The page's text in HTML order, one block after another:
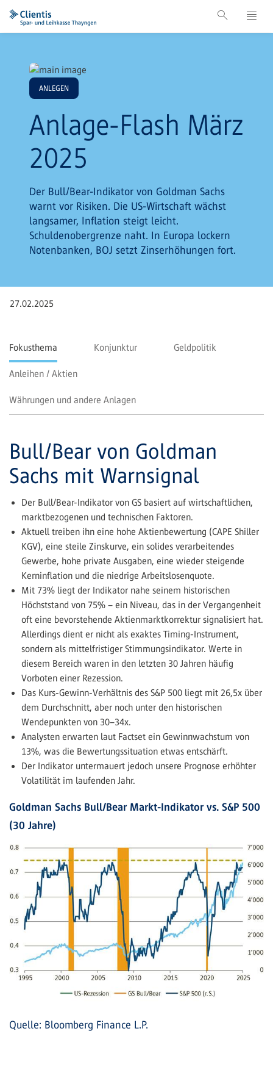
ANLEGEN
Anlage-Flash März
2025
Der Bull/Bear-Indikator von Goldman Sachs
warnt vor Risiken. Die US-Wirtschaft wächst
langsamer, Inflation steigt leicht.
Schuldenobergrenze naht. In Europa lockern
Notenbanken, BOJ setzt Zinserhöhungen fort.
27.02.2025
Fokusthema Konjunktur Geldpolitik
Anleihen / Aktien
Währungen und andere Anlagen
Bull/Bear von Goldman
Sachs mit Warnsignal
Der Bull/Bear-Indikator von GS basiert auf wirtschaftlichen,
marktbezogenen und technischen Faktoren.
Aktuell treiben ihn eine hohe Aktienbewertung (CAPE Shiller
KGV), eine steile Zinskurve, ein solides verarbeitendes
Gewerbe, hohe private Ausgaben, eine wieder steigende
Kerninflation und die niedrige Arbeitslosenquote.
Mit 73% liegt der Indikator nahe seinem historischen
Höchststand von 75% – ein Niveau, das in der Vergangenheit
oft eine bevorstehende Aktienmarktkorrektur signalisiert hat.
Allerdings dient er nicht als exaktes Timing-Instrument,
sondern als mittelfristiger Stimmungsindikator. Werte in
diesem Bereich waren in den letzten 30 Jahren häufig
Vorboten einer Rezession.
Das Kurs-Gewinn-Verhältnis des S&P 500 liegt mit 26,5x über
dem Durchschnitt, aber noch unter den historischen
Wendepunkten von 30–34x.
Analysten erwarten laut Factset ein Gewinnwachstum von
13%, was die Bewertungssituation etwas entschärft.
Der Indikator untermauert jedoch unsere Prognose erhöhter
Volatilität im laufenden Jahr.
Goldman Sachs Bull/Bear Markt-Indikator vs. S&P 500
(30 Jahre)
Quelle: Bloomberg Finance L.P.